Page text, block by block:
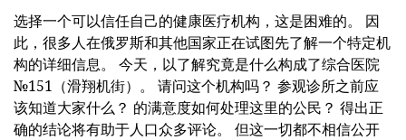
选择一个可以信任自己的健康医疗机构，这是困难的。 因
此，很多人在俄罗斯和其他国家正在试图先了解一个特定机
构的详细信息。 今天，以了解究竟是什么构成了综合医院
№151（滑翔机街）。 请问这个机构吗？ 参观诊所之前应
该知道大家什么？ 的满意度如何处理这里的公民？ 得出正
确的结论将有助于人口众多评论。 但这一切都不相信公开